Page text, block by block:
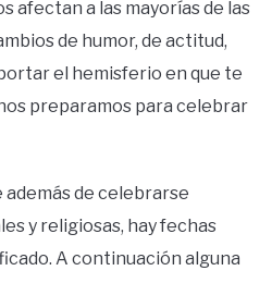
afectan a las mayorías de las
de humor, de actitud,
el hemisferio en que te
preparamos para celebrar
además de celebrarse
y religiosas, hay fechas
A continuación alguna